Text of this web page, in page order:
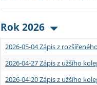
Strategie a další
Podpora a benefity pro
Absolventi fakulty
Učitelské studijní
Informace k průběhu
Doktorské studium
Rigorózní řízení
Akademické kvalifikace
Granty a projekty
Vyjíždějící studenti
Přijíždějící studenti
Vyjíždějící zaměstnanci
Rok 2026
2026-05-04 Zápis z
2026-04-27 Zápis z užšího
2026-04-20 Zápis z užšího